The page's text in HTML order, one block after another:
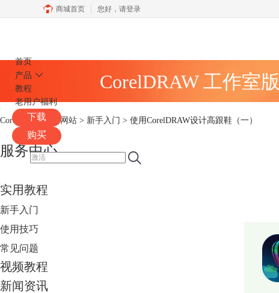
商城首页 您好， 请登录
首页
产品
教程
老用户福利
下载
购买
CorelDRAW 工作室版
CorelDRAW中文网站 > 新手入门 > 使用CorelDRAW设计高跟鞋（一）
服务中心
实用教程
新手入门
使用技巧
常见问题
视频教程
新闻资讯